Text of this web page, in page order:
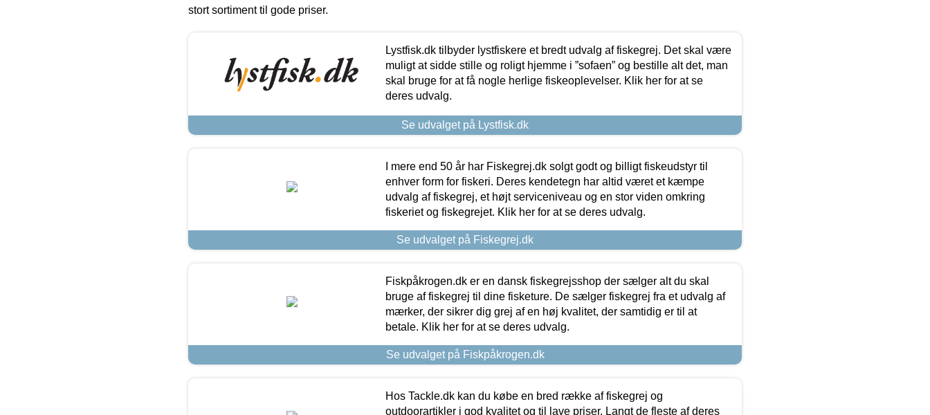
stort sortiment til gode priser.
Lystfisk.dk tilbyder lystfiskere et bredt udvalg af fiskegrej. Det skal være
muligt at sidde stille og roligt hjemme i ”sofaen” og bestille alt det, man
skal bruge for at få nogle herlige fiskeoplevelser. Klik her for at se
deres udvalg.
Se udvalget på Lystfisk.dk
I mere end 50 år har Fiskegrej.dk solgt godt og billigt fiskeudstyr til
enhver form for fiskeri. Deres kendetegn har altid været et kæmpe
udvalg af fiskegrej, et højt serviceniveau og en stor viden omkring
fiskeriet og fiskegrejet. Klik her for at se deres udvalg.
Se udvalget på Fiskegrej.dk
Fiskpåkrogen.dk er en dansk fiskegrejsshop der sælger alt du skal
bruge af fiskegrej til dine fisketure. De sælger fiskegrej fra et udvalg af
mærker, der sikrer dig grej af en høj kvalitet, der samtidig er til at
betale. Klik her for at se deres udvalg.
Se udvalget på Fiskpåkrogen.dk
Hos Tackle.dk kan du købe en bred række af fiskegrej og
outdoorartikler i god kvalitet og til lave priser. Langt de fleste af deres